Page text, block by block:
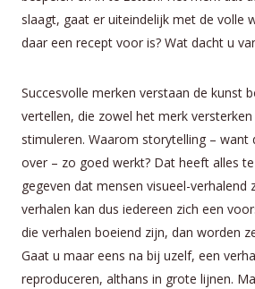
slaagt, gaat er uiteindelijk met de volle
daar een recept voor is? Wat dacht u
Succesvolle merken verstaan de kunst
vertellen, die zowel het merk
stimuleren. Waarom storytelling – want
over – zo goed werkt? Dat heeft alles
gegeven dat mensen visueel-verhalend
verhalen kan dus iedereen zich een
die verhalen boeiend zijn, dan worden
Gaat u maar eens na bij uzelf, een
reproduceren, althans in grote lijnen.